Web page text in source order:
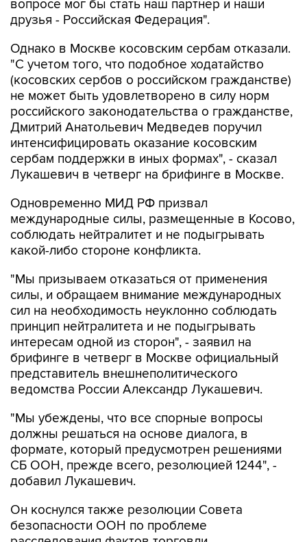
Однако в Москве косовским сербам отказали.
(косовских сербов о российском гражданстве)
не может быть удовлетворено в силу норм
российского законодательства о гражданстве,
Дмитрий Анатольевич Медведев поручил
интенсифицировать оказание косовским
сербам поддержки в иных формах", - сказал
Лукашевич в четверг на брифинге в Москве.
Одновременно МИД РФ призвал
соблюдать нейтралитет и не подыгрывать
какой-либо стороне конфликта.
"Мы призываем отказаться от применения
сил на необходимость неуклонно соблюдать
принцип нейтралитета и не подыгрывать
интересам одной из сторон", - заявил на
брифинге в четверг в Москве официальный
представитель внешнеполитического
ведомства России Александр Лукашевич.
"Мы убеждены, что все спорные вопросы
формате, который предусмотрен решениями
СБ ООН, прежде всего, резолюцией 1244", -
добавил Лукашевич.
Он коснулся также резолюции Совета
расследования фактов торговли
человеческими органами в Косово. "Мы